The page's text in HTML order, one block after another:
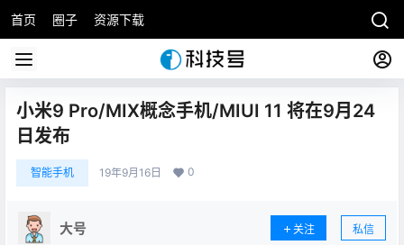
首页 圈子 资源下载
小米9 Pro/MIX概念手机/MIUI 11 将在9月24
日发布
智能手机 19年9月16日 0
大号 关注 私信